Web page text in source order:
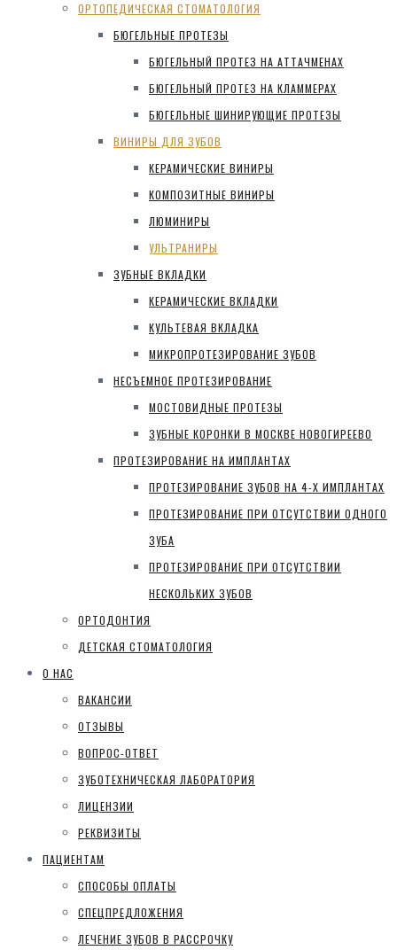
ОРТОПЕДИЧЕСКАЯ СТОМАТОЛОГИЯ
БЮГЕЛЬНЫЕ ПРОТЕЗЫ
БЮГЕЛЬНЫЙ ПРОТЕЗ НА АТТАЧМЕНАХ
БЮГЕЛЬНЫЙ ПРОТЕЗ НА КЛАММЕРАХ
БЮГЕЛЬНЫЕ ШИНИРУЮЩИЕ ПРОТЕЗЫ
ВИНИРЫ ДЛЯ ЗУБОВ
КЕРАМИЧЕСКИЕ ВИНИРЫ
КОМПОЗИТНЫЕ ВИНИРЫ
ЛЮМИНИРЫ
УЛЬТРАНИРЫ
ЗУБНЫЕ ВКЛАДКИ
КЕРАМИЧЕСКИЕ ВКЛАДКИ
КУЛЬТЕВАЯ ВКЛАДКА
МИКРОПРОТЕЗИРОВАНИЕ ЗУБОВ
НЕСЪЕМНОЕ ПРОТЕЗИРОВАНИЕ
МОСТОВИДНЫЕ ПРОТЕЗЫ
ЗУБНЫЕ КОРОНКИ В МОСКВЕ НОВОГИРЕЕВО
ПРОТЕЗИРОВАНИЕ НА ИМПЛАНТАХ
ПРОТЕЗИРОВАНИЕ ЗУБОВ НА 4-Х ИМПЛАНТАХ
ПРОТЕЗИРОВАНИЕ ПРИ ОТСУТСТВИИ ОДНОГО
ЗУБА
ПРОТЕЗИРОВАНИЕ ПРИ ОТСУТСТВИИ
НЕСКОЛЬКИХ ЗУБОВ
ОРТОДОНТИЯ
ДЕТСКАЯ СТОМАТОЛОГИЯ
О НАС
ВАКАНСИИ
ОТЗЫВЫ
ВОПРОС-ОТВЕТ
ЗУБОТЕХНИЧЕСКАЯ ЛАБОРАТОРИЯ
ЛИЦЕНЗИИ
РЕКВИЗИТЫ
ПАЦИЕНТАМ
СПОСОБЫ ОПЛАТЫ
СПЕЦПРЕДЛОЖЕНИЯ
ЛЕЧЕНИЕ ЗУБОВ В РАССРОЧКУ